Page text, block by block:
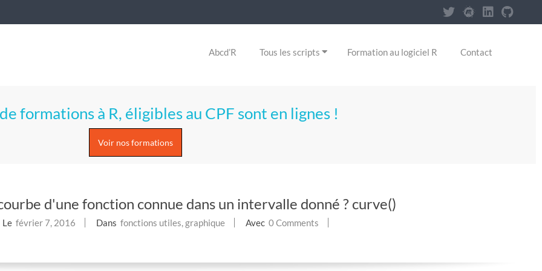
Abcd’R Tous les scripts Formation au logiciel R Contact
formations à R, éligibles au CPF sont en lignes !
Voir nos formations
d'une fonction connue dans un intervalle donné ? curve()
Le février 7, 2016 Dans fonctions utiles graphique Avec 0 Comments